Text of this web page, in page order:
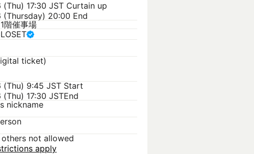
(Thu) 17:30 JST Curtain up
(Thursday) 20:00 End
階催事場
ticket)
(Thu) 9:45 JST Start
(Thu) 17:30 JSTEnd
nickname
not allowed
apply